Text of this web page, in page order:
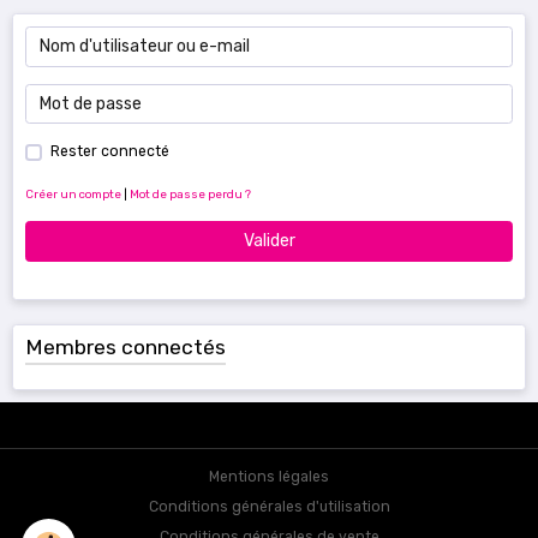
Rester connecté
Créer un compte Mot de passe perdu ?
Valider
Membres connectés
Mentions légales
Conditions générales d'utilisation